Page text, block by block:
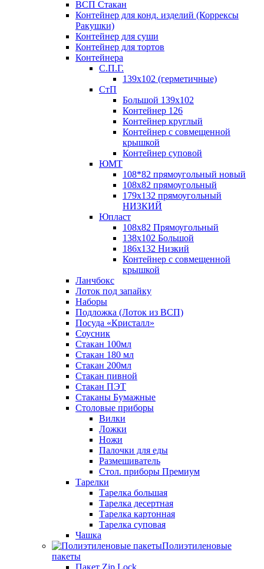
ВСП Стакан
Контейнер для конд. изделий (Коррексы
Ракушки)
Контейнер для суши
Контейнер для тортов
Контейнера
С.П.Г.
139х102 (герметичные)
СтП
Большой 139х102
Контейнер 126
Контейнер круглый
Контейнер с совмещенной
крышкой
Контейнер суповой
ЮМТ
108*82 прямоугольный новый
108х82 прямоугольный
179х132 прямоугольный
НИЗКИЙ
Юпласт
108х82 Прямоугольный
138х102 Большой
186х132 Низкий
Контейнер с совмещенной
крышкой
Ланчбокс
Лоток под запайку
Наборы
Подложка (Лоток из ВСП)
Посуда «Кристалл»
Соусник
Стакан 100мл
Стакан 180 мл
Стакан 200мл
Стакан пивной
Стакан ПЭТ
Стаканы Бумажные
Столовые приборы
Вилки
Ложки
Ножи
Палочки для еды
Размешиватель
Стол. приборы Премиум
Тарелки
Тарелка большая
Тарелка десертная
Тарелка картонная
Тарелка суповая
Чашка
Полиэтиленовые
пакеты
Пакет Zip Lock